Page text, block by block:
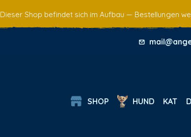
Dieser Shop befindet sich im Aufbau — Bestellungen
SHOP HUND KAT